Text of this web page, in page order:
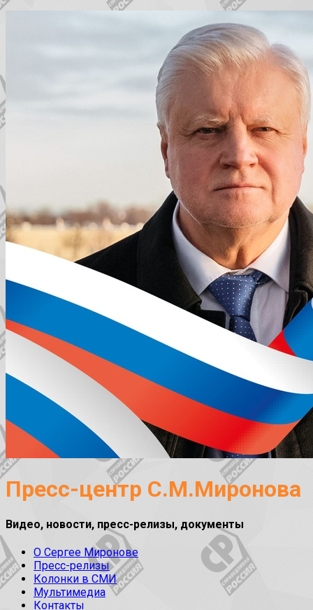
Пресс-центр С.М.Миронова
Видео, новости, пресс-релизы, документы
О Сергее Миронове
Пресс-релизы
Колонки в СМИ
Мультимедиа
Контакты